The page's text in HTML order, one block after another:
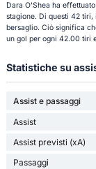
Dara O'Shea ha
stagione. Di questi 42 tiri,
bersaglio. Ciò significa
un gol per ogni 42.00 tiri
Statistiche su
Assist e passaggi
Assist
Assist previsti (xA)
Passaggi